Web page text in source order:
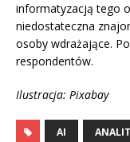
informatyzacją tego
niedostateczna
osoby wdrażające.
respondentów.
Ilustracja: Pixabay
AI